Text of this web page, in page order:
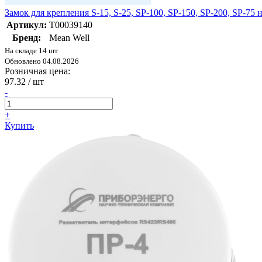
Замок для крепления S-15, S-25, SP-100, SP-150, SP-200, SP-75
Артикул: Т00039140
Бренд:
Mean Well
На складе 14 шт
Обновлено 04.08.2026
Розничная цена:
97.32 / шт
-
+
Купить